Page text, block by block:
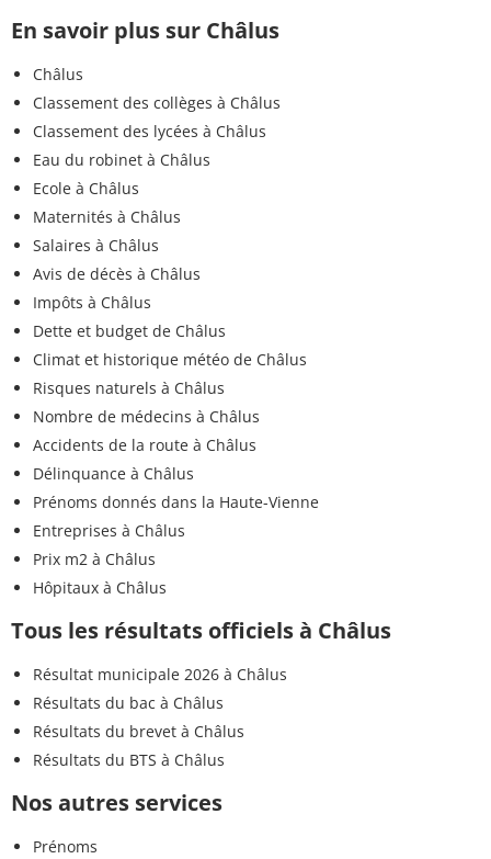
En savoir plus sur Châlus
Châlus
Classement des collèges à Châlus
Classement des lycées à Châlus
Eau du robinet à Châlus
Ecole à Châlus
Maternités à Châlus
Salaires à Châlus
Avis de décès à Châlus
Impôts à Châlus
Dette et budget de Châlus
Climat et historique météo de Châlus
Risques naturels à Châlus
Nombre de médecins à Châlus
Accidents de la route à Châlus
Délinquance à Châlus
Prénoms donnés dans la Haute-Vienne
Entreprises à Châlus
Prix m2 à Châlus
Hôpitaux à Châlus
Tous les résultats officiels à Châlus
Résultat municipale 2026 à Châlus
Résultats du bac à Châlus
Résultats du brevet à Châlus
Résultats du BTS à Châlus
Nos autres services
Prénoms